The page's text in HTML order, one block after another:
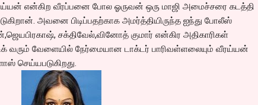
என்கிற வீரப்பனை போல ஓருவன் ஒரு மாஜி அமைச்சரை கடத்தி
அவனை பிடிப்பதற்காக அமர்த்தியிருந்த ஐந்து போலீஸ்
சக்திவேல்,வினோத் குமார் என்கிர அதிகாரிகள்
வரும் வேளையில் நேர்மையான டாக்டர் பாரிவள்ளலையும் வீரய்யன்
செய்யபடுகிறது.